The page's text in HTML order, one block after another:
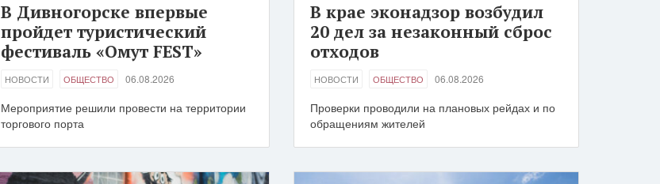
В Дивногорске впервые
пройдет туристический
фестиваль «Омут FEST»
НОВОСТИ ОБЩЕСТВО 06.08.2026
Мероприятие решили провести на территории
торгового порта
В крае эконадзор возбудил
20 дел за незаконный сброс
отходов
НОВОСТИ ОБЩЕСТВО 06.08.2026
Проверки проводили на плановых рейдах и по
обращениям жителей